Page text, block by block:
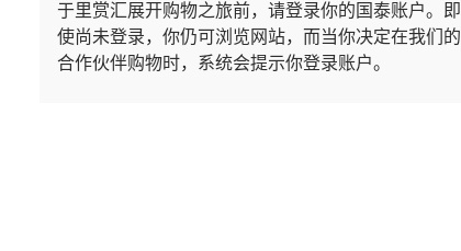
于里赏汇展开购物之旅前，请登录你的国泰账户。即
使尚未登录，你仍可浏览网站，而当你决定在我们的
合作伙伴购物时，系统会提示你登录账户。